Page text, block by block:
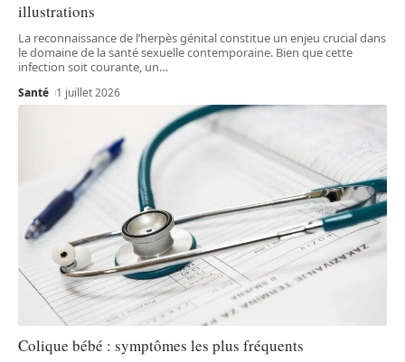
illustrations
La reconnaissance de l’herpès génital constitue un enjeu crucial dans
le domaine de la santé sexuelle contemporaine. Bien que cette
infection soit courante, un…
Santé 1 juillet 2026
Colique bébé : symptômes les plus fréquents